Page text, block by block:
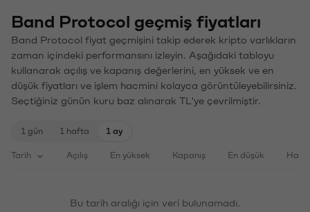
Band Protocol geçmiş fiyatları
Band Protocol fiyat geçmişini takip ederek kripto varlıkların
zaman içindeki performansını izleyin. Aşağıdaki tabloyu
kullanarak açılış ve kapanış değerlerini, en yüksek ve en
düşük fiyatları ve işlem hacmini kolayca görüntüleyebilirsiniz.
Seçtiğiniz günün kuru baz alınarak TL'ye çevrilmiştir.
1 gün 1 hafta 1 ay
Tarih Açılış En yüksek Kapanış En düşük
Bu tarih aralığı için veri bulunamadı.